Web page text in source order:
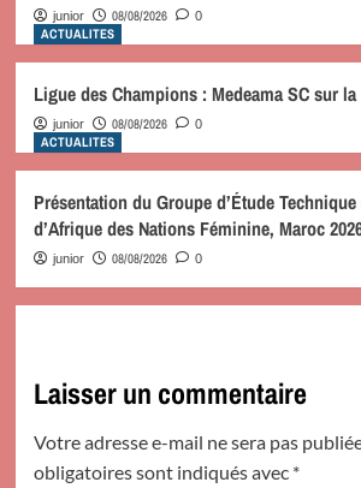
junior 08/08/2026 0
ACTUALITES
Ligue des Champions : Medeama SC sur
junior 08/08/2026 0
ACTUALITES
Présentation du Groupe d’Étude
d’Afrique des Nations Féminine, Maroc
junior 08/08/2026 0
Laisser un commentaire
Votre adresse e-mail ne sera pas
obligatoires sont indiqués avec *